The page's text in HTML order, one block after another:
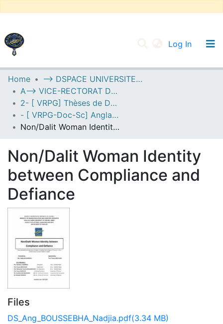
Log In
UNIVERSITY OF D.L SIDI BEL ABBES
Communities & Collections
All of DSpace
Statistics
Home
--> DSPACE UNIVERSITE DJILALLI LIABES DE SIDI BEL ABBES
A--> VICE-RECTORAT DE LA POST-GRADUATION
2- [ VRPG] Thèses de Doctorat en Sciences
- [ VRPG-Doc-Sc] Anglais --- إنجليزية
Non/Dalit Woman Identity between Compliance and Defiance
Non/Dalit Woman Identity
between Compliance and
Defiance
Files
DS_Ang_BOUSSEBHA_Nadjia.pdf(3.34 MB)